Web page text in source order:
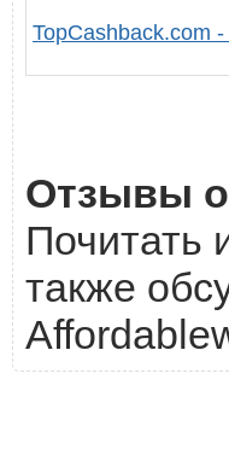
TopCashback.com
Отзывы
Почитать
также